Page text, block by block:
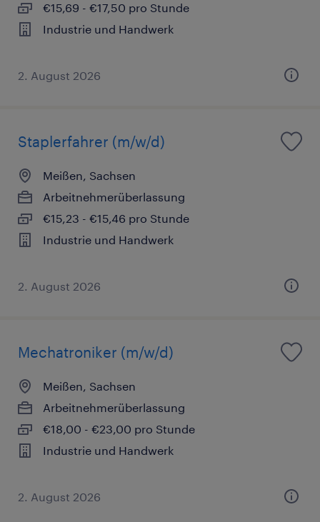
€15,69 - €17,50 pro Stunde
Industrie und Handwerk
2. August 2026
Staplerfahrer (m/w/d)
Meißen, Sachsen
Arbeitnehmerüberlassung
€15,23 - €15,46 pro Stunde
Industrie und Handwerk
2. August 2026
Mechatroniker (m/w/d)
Meißen, Sachsen
Arbeitnehmerüberlassung
€18,00 - €23,00 pro Stunde
Industrie und Handwerk
2. August 2026